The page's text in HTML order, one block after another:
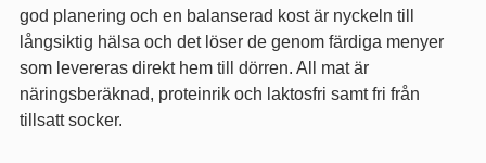
god planering och en balanserad kost är nyckeln till
långsiktig hälsa och det löser de genom färdiga menyer
som levereras direkt hem till dörren. All mat är
näringsberäknad, proteinrik och laktosfri samt fri från
tillsatt socker.